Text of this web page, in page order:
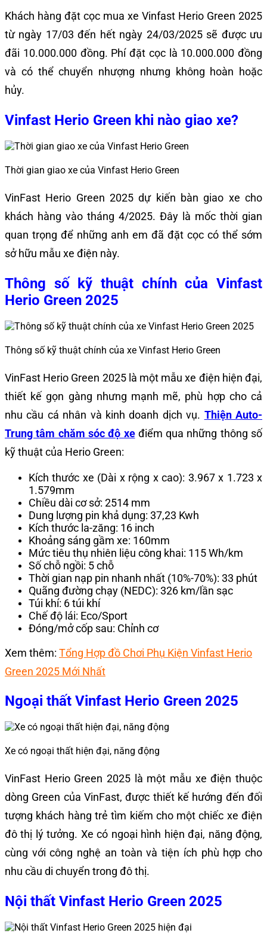
Khách hàng đặt cọc mua xe Vinfast Herio Green 2025
từ ngày 17/03 đến hết ngày 24/03/2025 sẽ được ưu
đãi 10.000.000 đồng. Phí đặt cọc là 10.000.000 đồng
và có thể chuyển nhượng nhưng không hoàn hoặc
hủy.
Vinfast Herio Green khi nào giao xe?
Thời gian giao xe của Vinfast Herio Green
VinFast Herio Green 2025 dự kiến bàn giao xe cho
khách hàng vào tháng 4/2025. Đây là mốc thời gian
quan trọng để những anh em đã đặt cọc có thể sớm
sở hữu mẫu xe điện này.
Thông số kỹ thuật chính của Vinfast
Herio Green 2025
Thông số kỹ thuật chính của xe Vinfast Herio Green
VinFast Herio Green 2025 là một mẫu xe điện hiện đại,
thiết kế gọn gàng nhưng mạnh mẽ, phù hợp cho cả
nhu cầu cá nhân và kinh doanh dịch vụ. Thiện Auto-
Trung tâm chăm sóc độ xeđiểm qua những thông số
kỹ thuật của Herio Green:
Kích thước xe (Dài x rộng x cao): 3.967 x 1.723 x
1.579mm
Chiều dài cơ sở: 2514 mm
Dung lượng pin khả dụng: 37,23 Kwh
Kích thước la-zăng: 16 inch
Khoảng sáng gầm xe: 160mm
Mức tiêu thụ nhiên liệu công khai: 115 Wh/km
Số chỗ ngồi: 5 chỗ
Thời gian nạp pin nhanh nhất (10%-70%): 33 phút
Quãng đường chạy (NEDC): 326 km/lần sạc
Túi khí: 6 túi khí
Chế độ lái: Eco/Sport
Đóng/mở cốp sau: Chỉnh cơ
Xem thêm: Tổng Hợp đồ Chơi Phụ Kiện Vinfast Herio
Green 2025 Mới Nhất
Ngoại thất Vinfast Herio Green 2025
Xe có ngoại thất hiện đại, năng động
VinFast Herio Green 2025 là một mẫu xe điện thuộc
dòng Green của VinFast, được thiết kế hướng đến đối
tượng khách hàng trẻ tìm kiếm cho một chiếc xe điện
đô thị lý tưởng. Xe có ngoại hình hiện đại, năng động,
cùng với công nghệ an toàn và tiện ích phù hợp cho
nhu cầu di chuyển trong đô thị.
Nội thất Vinfast Herio Green 2025